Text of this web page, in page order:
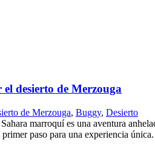
desierto de Merzouga
de Merzouga, Buggy, Desierto
marroquí es una aventura
paso para una experiencia